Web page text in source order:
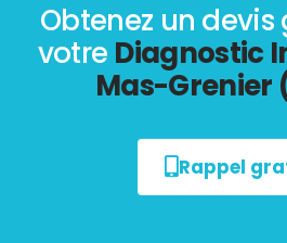
Obtenez un
votre Diagnostic
Mas-Grenier
Rappel